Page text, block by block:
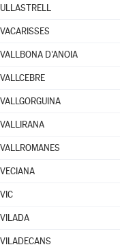
ULLASTRELL
VACARISSES
VALLBONA D'ANOIA
VALLCEBRE
VALLGORGUINA
VALLIRANA
VALLROMANES
VECIANA
VIC
VILADA
VILADECANS